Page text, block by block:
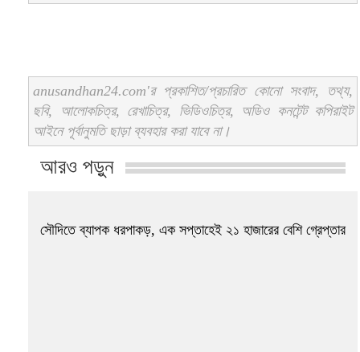
anusandhan24.com'র প্রকাশিত/প্রচারিত কোনো সংবাদ, তথ্য,
ছবি, আলোকচিত্র, রেখাচিত্র, ভিডিওচিত্র, অডিও কনটেন্ট কপিরাইট
আইনে পূর্বানুমতি ছাড়া ব্যবহার করা যাবে না।
আরও পড়ুন
সৌদিতে ব্যাপক ধরপাকড়, এক সপ্তাহেই ২১ হাজারের বেশি গ্রেপ্তার